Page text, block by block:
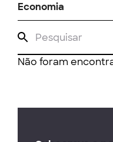
Economia
Não foram